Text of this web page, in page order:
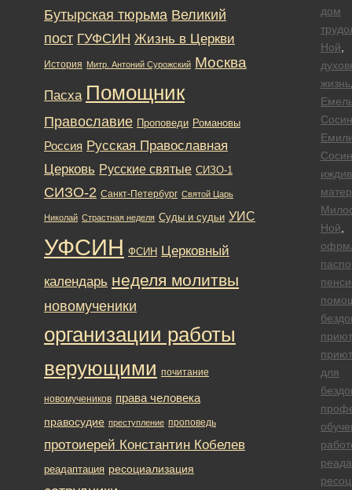
дом
Ной
жизнь
Ной
приют
приют
для
Бутырская тюрьма Великий
пост ГУФСИН Жизнь в Церкви
История Митр. Антоний Сурожский Москва
Пасха Помощник
Православие Проповеди Романовы
Россия Русская Православная
Церковь Русские святые СИЗО-1
СИЗО-2 Санкт-Петербург Святой Царь
Николай Страстная неделя Суды и судьи УИС
УФСИН ФСИН Церковный
календарь неделя молитвы
новомученики
организации работы
верующими почитание
новомучеников права человека
правосудие преступление проповедь
протоиерей Константин Кобелев
реадаптация ресоциализация